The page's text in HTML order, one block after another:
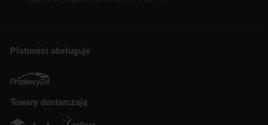
Płatności obsługuje
Towary dostarczają